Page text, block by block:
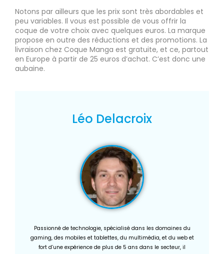
Notons par ailleurs que les prix sont très abordables et
peu variables. Il vous est possible de vous offrir la
coque de votre choix avec quelques euros. La marque
propose en outre des réductions et des promotions. La
livraison chez Coque Manga est gratuite, et ce, partout
en Europe à partir de 25 euros d’achat. C’est donc une
aubaine.
Léo Delacroix
Passionné de technologie, spécialisé dans les domaines du
gaming, des mobiles et tablettes, du multimédia, et du web et
fort d’une expérience de plus de 5 ans dans le secteur, il